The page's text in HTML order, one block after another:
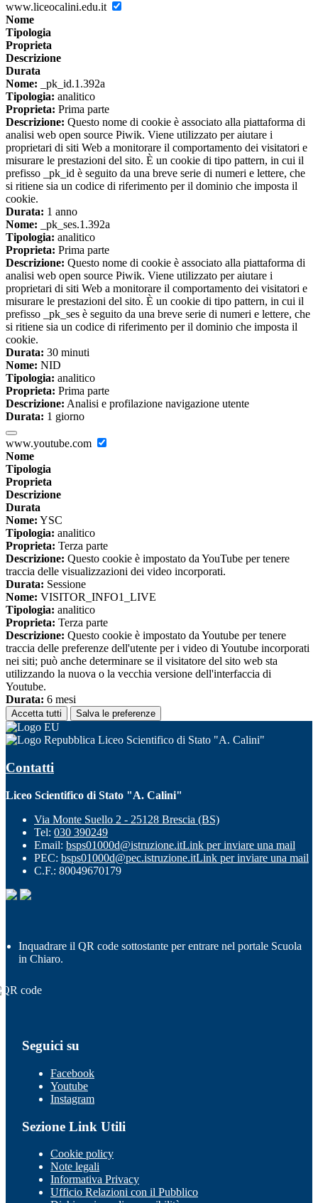
www.liceocalini.edu.it
Nome
Tipologia
Proprieta
Descrizione
Durata
Nome: _pk_id.1.392a
Tipologia: analitico
Proprieta: Prima parte
Descrizione: Questo nome di cookie è associato alla piattaforma di
analisi web open source Piwik. Viene utilizzato per aiutare i
proprietari di siti Web a monitorare il comportamento dei visitatori e
misurare le prestazioni del sito. È un cookie di tipo pattern, in cui il
prefisso _pk_id è seguito da una breve serie di numeri e lettere, che
si ritiene sia un codice di riferimento per il dominio che imposta il
cookie.
Durata: 1 anno
Nome: _pk_ses.1.392a
Tipologia: analitico
Proprieta: Prima parte
Descrizione: Questo nome di cookie è associato alla piattaforma di
analisi web open source Piwik. Viene utilizzato per aiutare i
proprietari di siti Web a monitorare il comportamento dei visitatori e
misurare le prestazioni del sito. È un cookie di tipo pattern, in cui il
prefisso _pk_ses è seguito da una breve serie di numeri e lettere, che
si ritiene sia un codice di riferimento per il dominio che imposta il
cookie.
Durata: 30 minuti
Nome: NID
Tipologia: analitico
Proprieta: Prima parte
Descrizione: Analisi e profilazione navigazione utente
Durata: 1 giorno
www.youtube.com
Nome
Tipologia
Proprieta
Descrizione
Durata
Nome: YSC
Tipologia: analitico
Proprieta: Terza parte
Descrizione: Questo cookie è impostato da YouTube per tenere
traccia delle visualizzazioni dei video incorporati.
Durata: Sessione
Nome: VISITOR_INFO1_LIVE
Tipologia: analitico
Proprieta: Terza parte
Descrizione: Questo cookie è impostato da Youtube per tenere
traccia delle preferenze dell'utente per i video di Youtube incorporati
nei siti; può anche determinare se il visitatore del sito web sta
utilizzando la nuova o la vecchia versione dell'interfaccia di
Youtube.
Durata: 6 mesi
Accetta tutti Salva le preferenze
Liceo Scientifico di Stato "A. Calini"
Contatti
Liceo Scientifico di Stato "A. Calini"
Via Monte Suello 2 - 25128 Brescia (BS)
Tel: 030 390249
Email: bsps01000d@istruzione.itLink per inviare una mail
PEC: bsps01000d@pec.istruzione.itLink per inviare una mail
C.F.: 80049670179
Inquadrare il QR code sottostante per entrare nel portale Scuola
in Chiaro.
Seguici su
Facebook
Youtube
Instagram
Sezione Link Utili
Cookie policy
Note legali
Informativa Privacy
Ufficio Relazioni con il Pubblico